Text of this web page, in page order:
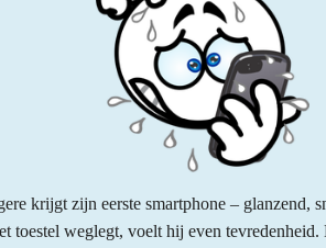
krijgt zijn eerste smartphone – glanzend,
toestel weglegt, voelt hij even